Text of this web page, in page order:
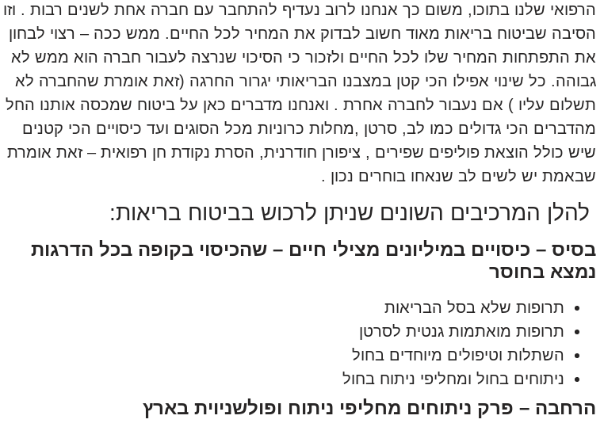
הרפואי שלנו בתוכו, משום כך אנחנו לרוב נעדיף להתחבר עם חברה אחת לשנים רבות . וזו
הסיבה שביטוח בריאות מאוד חשוב לבדוק את המחיר לכל החיים. ממש ככה – רצוי לבחון
את התפתחות המחיר שלו לכל החיים ולזכור כי הסיכוי שנרצה לעבור חברה הוא ממש לא
גבוהה. כל שינוי אפילו הכי קטן במצבנו הבריאותי יגרור החרגה (זאת אומרת שהחברה לא
תשלום עליו ) אם נעבור לחברה אחרת . ואנחנו מדברים כאן על ביטוח שמכסה אותנו החל
מהדברים הכי גדולים כמו לב, סרטן ,מחלות כרוניות מכל הסוגים ועד כיסויים הכי קטנים
שיש כולל הוצאת פוליפים שפירים , ציפורן חודרנית, הסרת נקודת חן רפואית – זאת אומרת
שבאמת יש לשים לב שנאחו בוחרים נכון .
להלן המרכיבים השונים שניתן לרכוש בביטוח בריאות:
בסיס – כיסויים במיליונים מצילי חיים – שהכיסוי בקופה בכל הדרגות
נמצא בחוסר
תרופות שלא בסל הבריאות
תרופות מואתמות גנטית לסרטן
השתלות וטיפולים מיוחדים בחול
ניתוחים בחול ומחליפי ניתוח בחול
הרחבה – פרק ניתוחים מחליפי ניתוח ופולשניוית בארץ